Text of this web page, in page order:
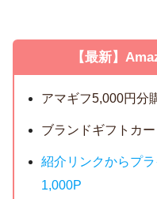
【最新】
アマギフ5,000円分
ブランドギフトカ
紹介リンクからプ
1,000P